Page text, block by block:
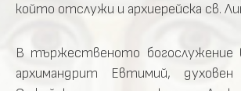
който отслужи и архиерейска св.
В тържественото богослужение
архимандрит Евтимий, духовен